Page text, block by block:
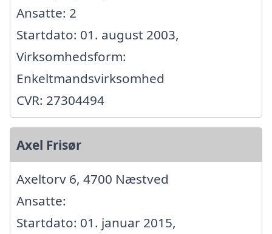
Ansatte: 2
Startdato: 01. august 2003,
Virksomhedsform:
Enkeltmandsvirksomhed
CVR: 27304494
Axel Frisør
Axeltorv 6, 4700 Næstved
Ansatte:
Startdato: 01. januar 2015,